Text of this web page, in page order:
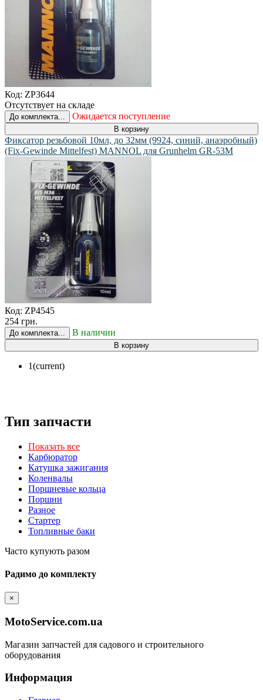
Код: ZP3644
Отсутствует на складе
До комплекта... Ожидается поступление
В корзину
Фиксатор резьбовой 10мл, до 32мм (9924, синий, анаэробный)
(Fix-Gewinde Mittelfest) MANNOL для Grunhelm GR-53M
Код: ZP4545
254 грн.
До комплекта... В наличии
В корзину
1(current)
Тип запчасти
Показать все
Карбюратор
Катушка зажигания
Коленвалы
Поршневые кольца
Поршни
Разное
Стартер
Топливные баки
Часто купують разом
Радимо до комплекту
×
MotoService.com.ua
Магазин запчастей для садового и строительного
оборудования
Информация